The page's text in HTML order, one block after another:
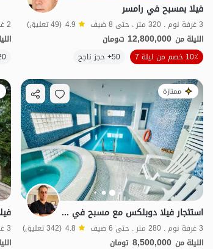
فيلا بمسبح في رامسر
3 غرفة نوم . 320 متر . حتى 8 ضيف 4.9 (49 تعليق)
الليلة من 12,800,000 تومان
10٪ خصم من ليلة 7
50+ حجز ناجح
2 غرفة نوم . 150 متر . حتى 10 ضيف
20+
ممتازة
استئجار فيلا دوبلكس مع مسبح في چالوس - الخط 8
3 غرفة نوم . 280 متر . حتى 6 ضيف 4.8 (342 تعليق)
الليلة من 8,500,000 تومان
3 غرفة نوم . 300 متر . حتى 7 ضيف